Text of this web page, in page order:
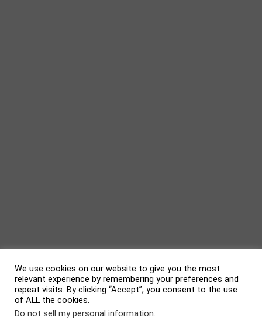
evolvetheme by Theme4Press • Powered by
We use cookies on our website to give you the most
relevant experience by remembering your preferences and
repeat visits. By clicking “Accept”, you consent to the use
of ALL the cookies.
Do not sell my personal information.